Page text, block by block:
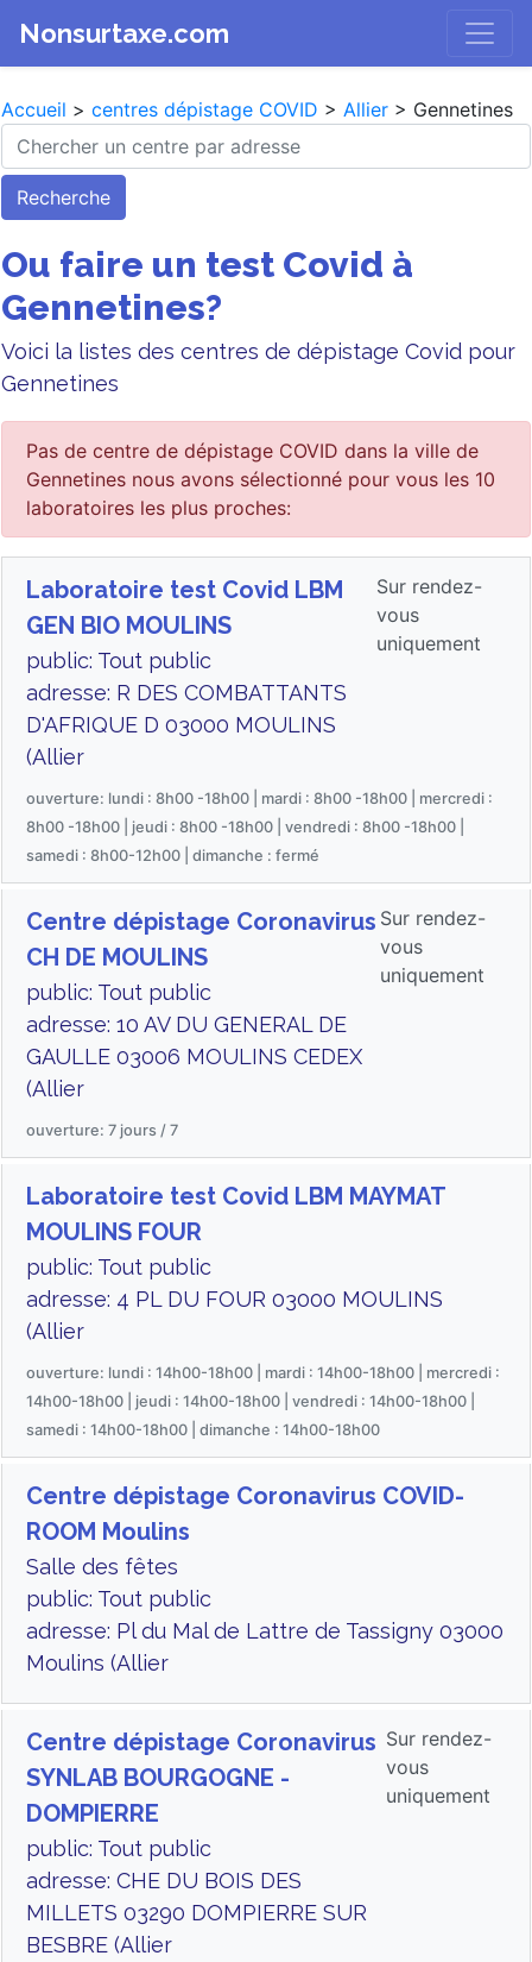
Nonsurtaxe.com
Accueil > centres dépistage COVID > Allier > Gennetines
Recherche
Ou faire un test Covid à
Gennetines?
Voici la listes des centres de dépistage Covid pour
Gennetines
Pas de centre de dépistage COVID dans la ville de
Gennetines nous avons sélectionné pour vous les 10
laboratoires les plus proches:
Laboratoire test Covid LBM
GEN BIO MOULINS
public: Tout public
adresse: R DES COMBATTANTS
D'AFRIQUE D 03000 MOULINS
(Allier
Sur rendez-
vous
uniquement
ouverture: lundi : 8h00 -18h00 | mardi : 8h00 -18h00 | mercredi :
8h00 -18h00 | jeudi : 8h00 -18h00 | vendredi : 8h00 -18h00 |
samedi : 8h00-12h00 | dimanche : fermé
Centre dépistage Coronavirus
CH DE MOULINS
public: Tout public
adresse: 10 AV DU GENERAL DE
GAULLE 03006 MOULINS CEDEX
(Allier
Sur rendez-
vous
uniquement
ouverture: 7 jours / 7
Laboratoire test Covid LBM MAYMAT
MOULINS FOUR
public: Tout public
adresse: 4 PL DU FOUR 03000 MOULINS
(Allier
ouverture: lundi : 14h00-18h00 | mardi : 14h00-18h00 | mercredi :
14h00-18h00 | jeudi : 14h00-18h00 | vendredi : 14h00-18h00 |
samedi : 14h00-18h00 | dimanche : 14h00-18h00
Centre dépistage Coronavirus COVID-
ROOM Moulins
Salle des fêtes
public: Tout public
adresse: Pl du Mal de Lattre de Tassigny 03000
Moulins (Allier
Centre dépistage Coronavirus
SYNLAB BOURGOGNE -
DOMPIERRE
public: Tout public
adresse: CHE DU BOIS DES
MILLETS 03290 DOMPIERRE SUR
BESBRE (Allier
Sur rendez-
vous
uniquement